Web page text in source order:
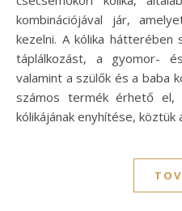
kombinációjával jár,
kezelni. A kólika
táplálkozást, a gyomor-
valamint a szülők és a baba
számos termék érhető el,
kólikájának enyhítése, köztük